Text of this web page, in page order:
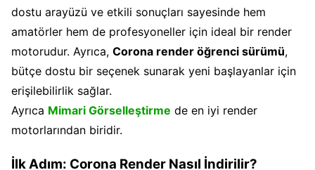
dostu arayüzü ve etkili sonuçları sayesinde hem
amatörler hem de profesyoneller için ideal bir render
motorudur. Ayrıca, Corona render öğrenci sürümü,
bütçe dostu bir seçenek sunarak yeni başlayanlar için
erişilebilirlik sağlar.
Ayrıca Mimari Görselleştirme de en iyi render
motorlarından biridir.
İlk Adım: Corona Render Nasıl İndirilir?